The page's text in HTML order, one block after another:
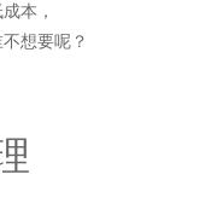
本，
想要呢？